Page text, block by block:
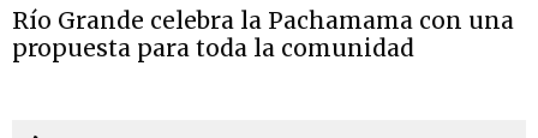
Río Grande celebra la Pachamama con una
propuesta para toda la comunidad